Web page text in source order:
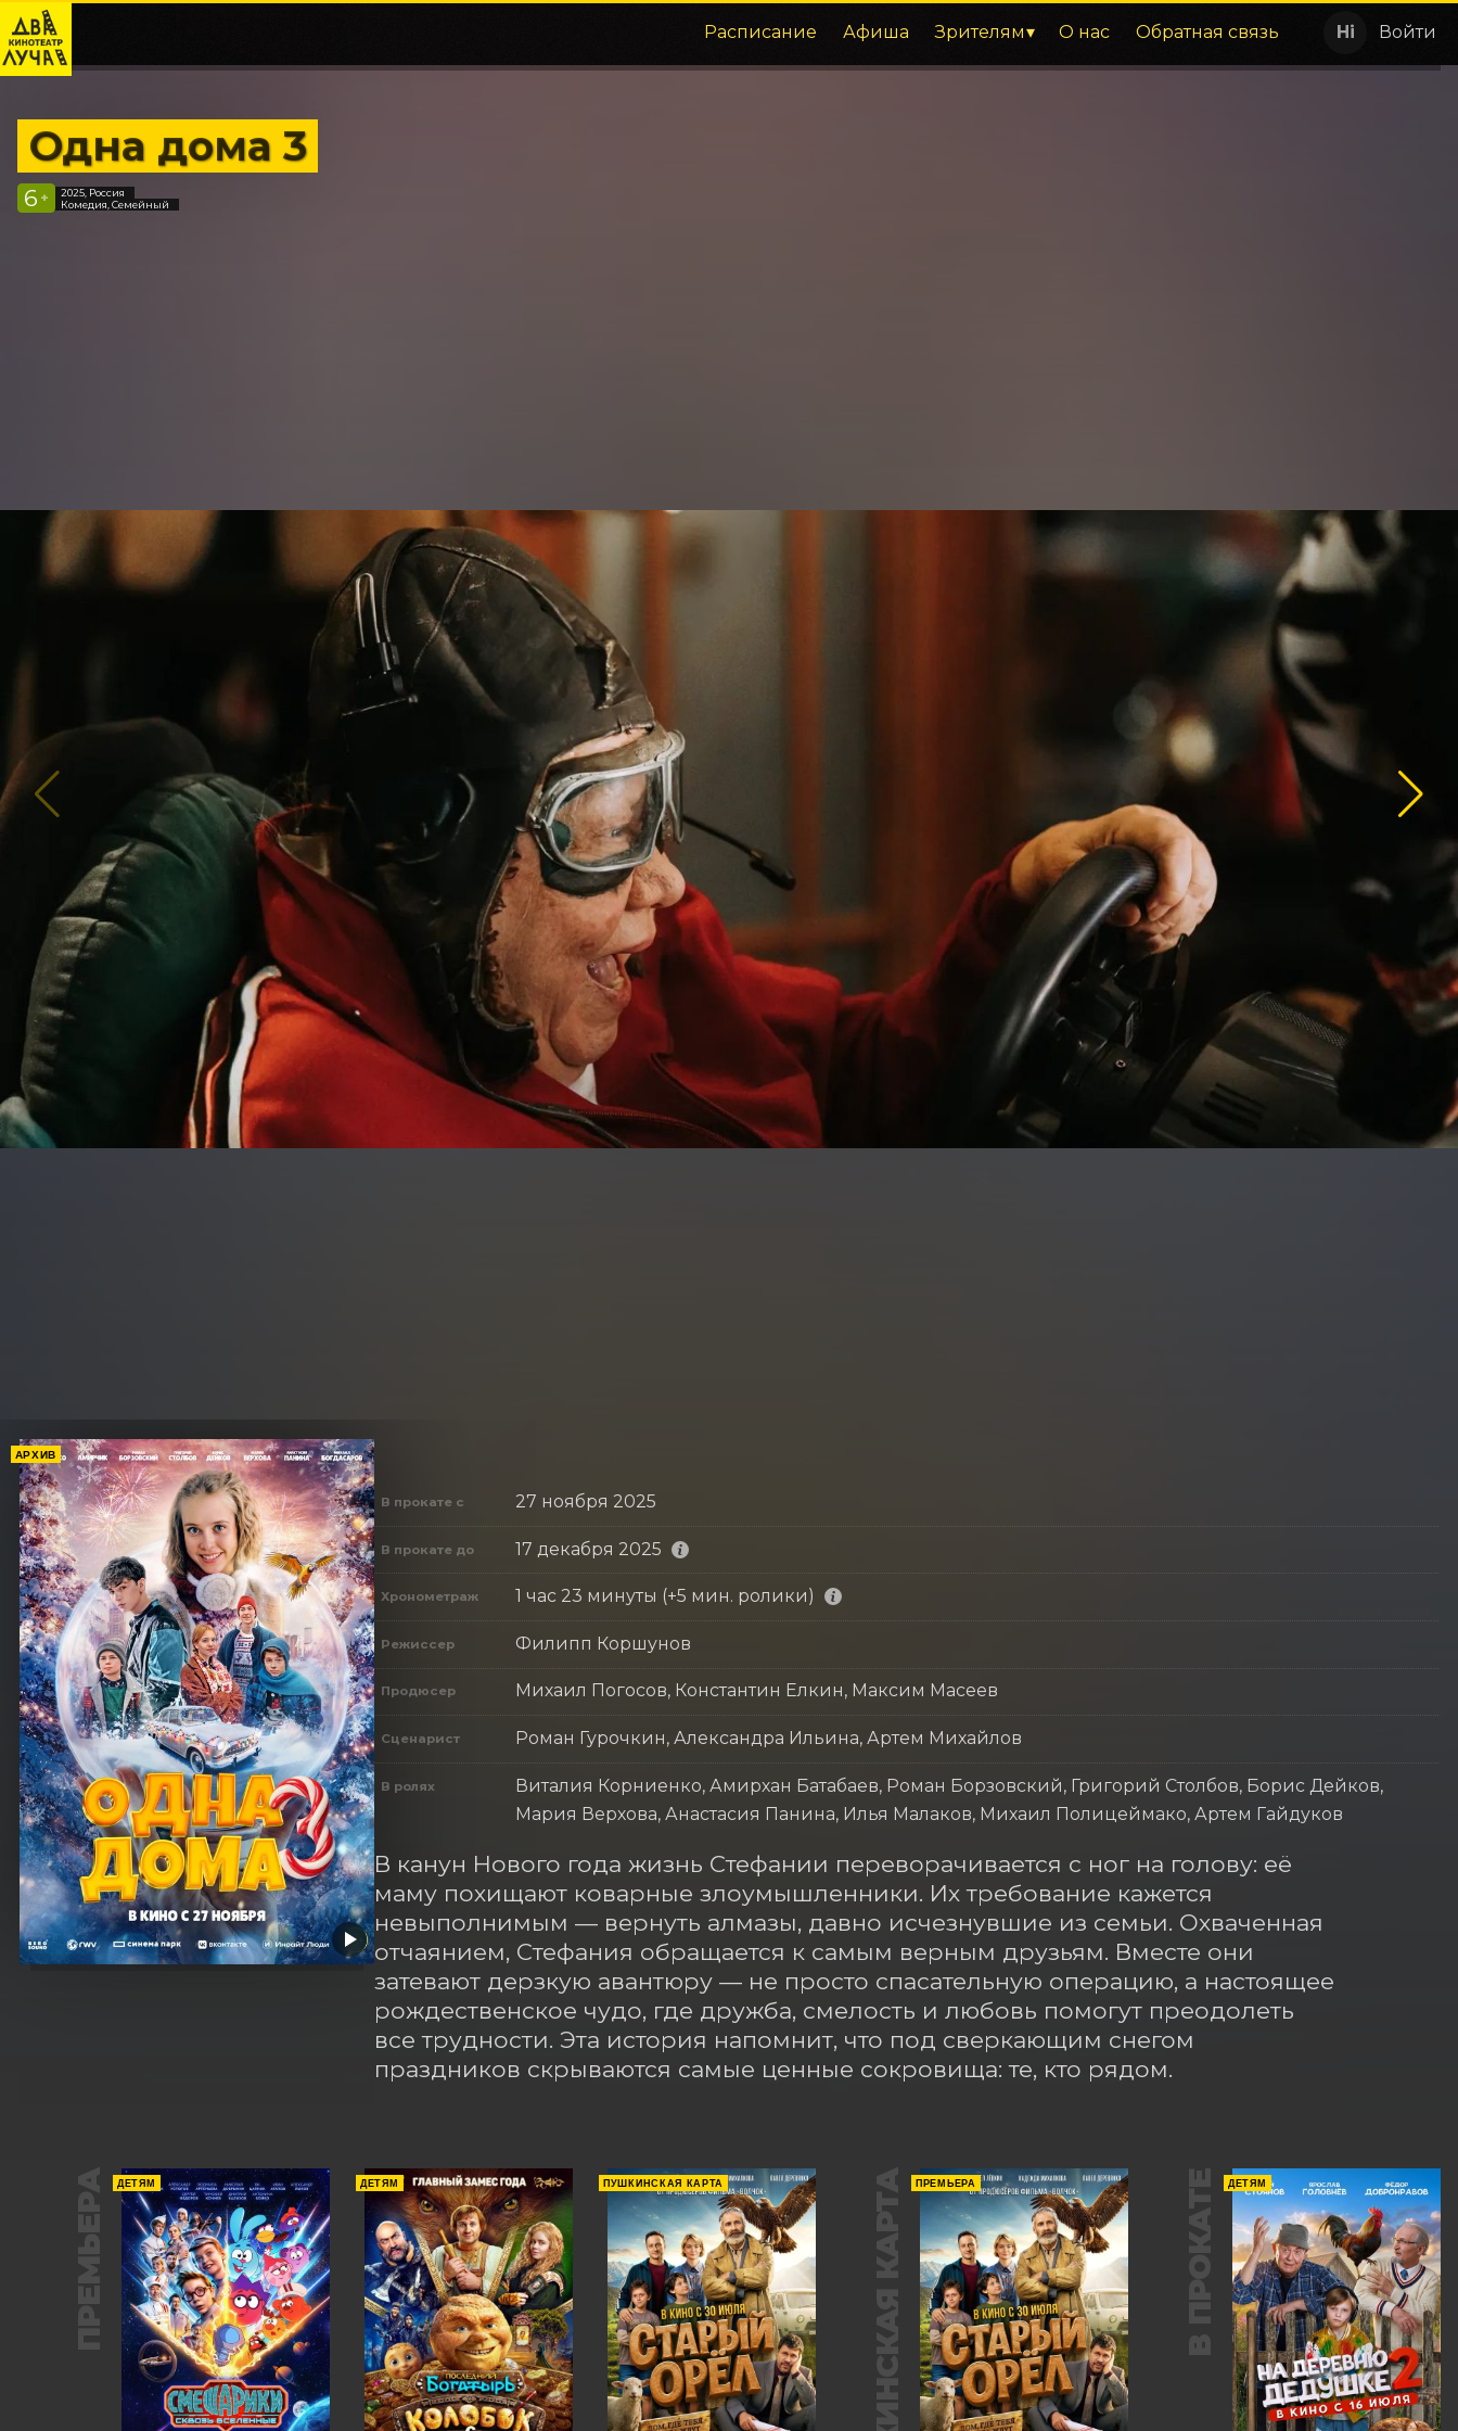
Расписание Афиша Зрителям О нас Обратная связь Войти
Одна дома 3
6 +
2025, Россия
Комедия, Семейный
АРХИВ
В прокате с 27 ноября 2025
В прокате до 17 декабря 2025
Хронометраж 1 час 23 минуты (+5 мин. ролики)
Режиссер Филипп Коршунов
Продюсер Михаил Погосов, Константин Елкин, Максим Масеев
Сценарист Роман Гурочкин, Александра Ильина, Артем Михайлов
В ролях
Виталия Корниенко, Амирхан Батабаев, Роман Борзовский, Григорий Столбов, Борис Дейков,
Мария Верхова, Анастасия Панина, Илья Малаков, Михаил Полицеймако, Артем Гайдуков
В канун Нового года жизнь Стефании переворачивается с ног на голову: её
маму похищают коварные злоумышленники. Их требование кажется
невыполнимым — вернуть алмазы, давно исчезнувшие из семьи. Охваченная
отчаянием, Стефания обращается к самым верным друзьям. Вместе они
затевают дерзкую авантюру — не просто спасательную операцию, а настоящее
рождественское чудо, где дружба, смелость и любовь помогут преодолеть
все трудности. Эта история напомнит, что под сверкающим снегом
праздников скрываются самые ценные сокровища: те, кто рядом.
ПРЕМЬЕРА ДЕТЯМ ДЕТЯМ ПУШКИНСКАЯ КАРТА ПУШКИНСКАЯ КАРТА ПРЕМЬЕРА В ПРОКАТЕ ДЕТЯМ